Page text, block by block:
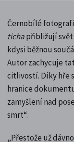
Černobílé
tichapřibližují
kdysi běžnou
Autor zachycuje
citlivostí. Díky hře
hranice
zamyšlení nad
smrt“.
„Přestože už